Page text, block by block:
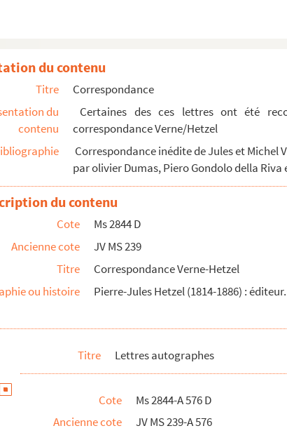
Danube" : extrait du copie de lettres
1910
1910
à Michel Verne
du contenu
Titre
Correspondance
du
contenu
Certaines des ces lettres ont été
correspondance Verne/Hetzel
Correspondance inédite de Jules et Michel
par olivier Dumas, Piero Gondolo della Riva
du contenu
Cote
Ms 2844 D
Ancienne cote
JV MS 239
Titre
Correspondance Verne-Hetzel
ou histoire
Pierre-Jules Hetzel (1814-1886) :
Titre Lettres autographes
Cote
Ms 2844-A 576 D
Ancienne cote
JV MS 239-A 576